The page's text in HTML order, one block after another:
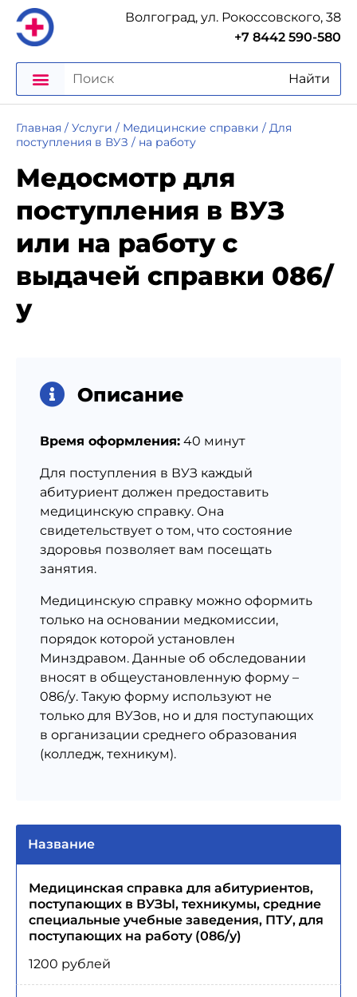
Волгоград, ул. Рокоссовского, 38
+7 8442 590-580
Найти
Главная / Услуги / Медицинские справки / Для
поступления в ВУЗ / на работу
Медосмотр для
поступления в ВУЗ
или на работу с
выдачей справки 086/
у
Описание
Время оформления: 40 минут
Для поступления в ВУЗ каждый
абитуриент должен предоставить
медицинскую справку. Она
свидетельствует о том, что состояние
здоровья позволяет вам посещать
занятия.
Медицинскую справку можно оформить
только на основании медкомиссии,
порядок которой установлен
Минздравом. Данные об обследовании
вносят в общеустановленную форму –
086/у. Такую форму используют не
только для ВУЗов, но и для поступающих
в организации среднего образования
(колледж, техникум).
Название
Медицинская справка для абитуриентов,
поступающих в ВУЗЫ, техникумы, средние
специальные учебные заведения, ПТУ, для
поступающих на работу (086/у)
1200 рублей